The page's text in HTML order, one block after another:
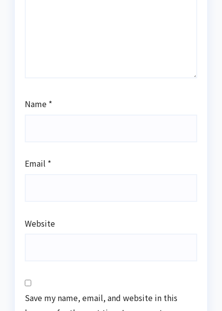
Name *
Email *
Website
Save my name, email, and website in this